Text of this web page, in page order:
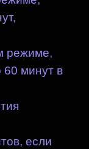
режиме,
60 минут в
если